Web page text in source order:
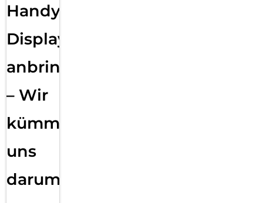
Handy
Displayfolie
anbringen
– Wir
kümmern
uns
darum!